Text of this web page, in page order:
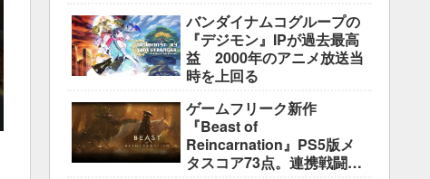
説明
バンダイナムコグループの
『デジモン』IPが過去最高
益 2000年のアニメ放送当
時を上回る
ゲームフリーク新作
『Beast of
Reincarnation』PS5版メ
タスコア73点。連携戦闘は